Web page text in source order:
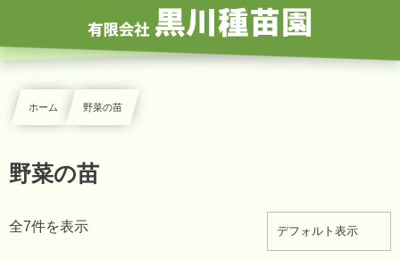
ホーム 野菜の苗
野菜の苗
全7件を表示